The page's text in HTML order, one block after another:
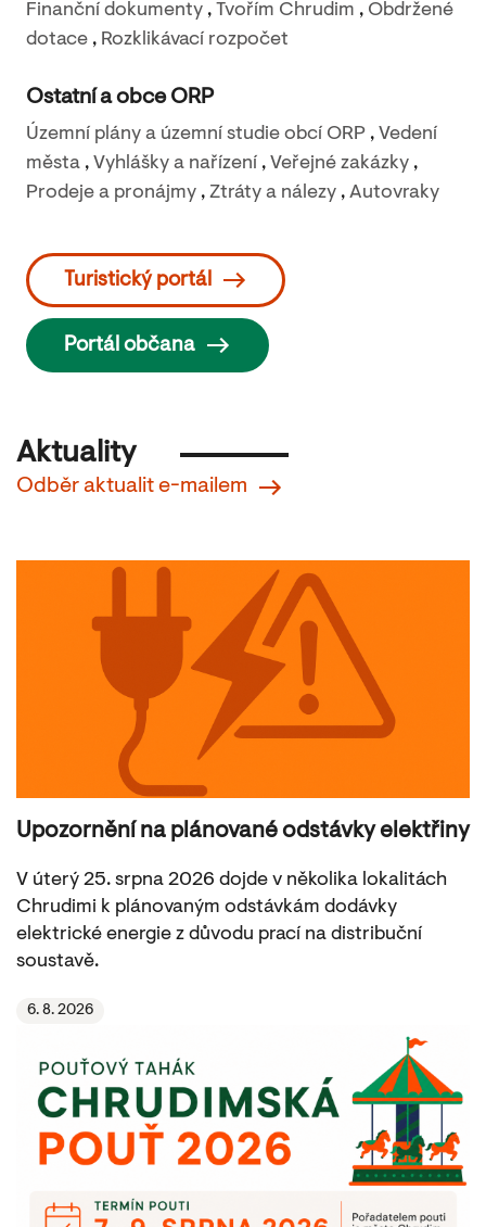
Finanční dokumenty , Tvořím Chrudim , Obdržené
dotace , Rozklikávací rozpočet
Ostatní a obce ORP
Územní plány a územní studie obcí ORP , Vedení
města , Vyhlášky a nařízení , Veřejné zakázky ,
Prodeje a pronájmy , Ztráty a nálezy , Autovraky
Turistický portál
Portál občana
Aktuality
Odběr aktualit e-mailem
Upozornění na plánované odstávky elektřiny
V úterý 25. srpna 2026 dojde v několika lokalitách
Chrudimi k plánovaným odstávkám dodávky
elektrické energie z důvodu prací na distribuční
soustavě.
6. 8. 2026